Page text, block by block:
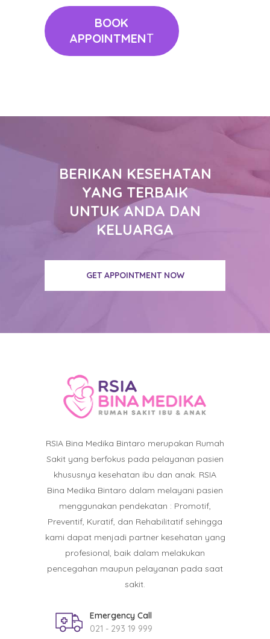
BOOK
APPOINTMENT
BERIKAN KESEHATAN
YANG TERBAIK
UNTUK ANDA DAN
KELUARGA
GET APPOINTMENT NOW
RSIA Bina Medika Bintaro merupakan Rumah
Sakit yang berfokus pada pelayanan pasien
khususnya kesehatan ibu dan anak. RSIA
Bina Medika Bintaro dalam melayani pasien
menggunakan pendekatan : Promotif,
Preventif, Kuratif, dan Rehabilitatif sehingga
kami dapat menjadi partner kesehatan yang
profesional, baik dalam melakukan
pencegahan maupun pelayanan pada saat
sakit.
Emergency Call
021 - 293 19 999